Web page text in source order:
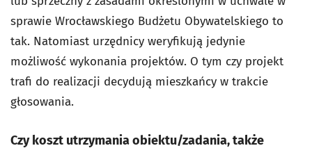
sprawie Wrocławskiego Budżetu Obywatelskiego to
tak. Natomiast urzędnicy weryfikują jedynie
możliwość wykonania projektów. O tym czy projekt
trafi do realizacji decydują mieszkańcy w trakcie
głosowania.
Czy koszt utrzymania obiektu/zadania, także